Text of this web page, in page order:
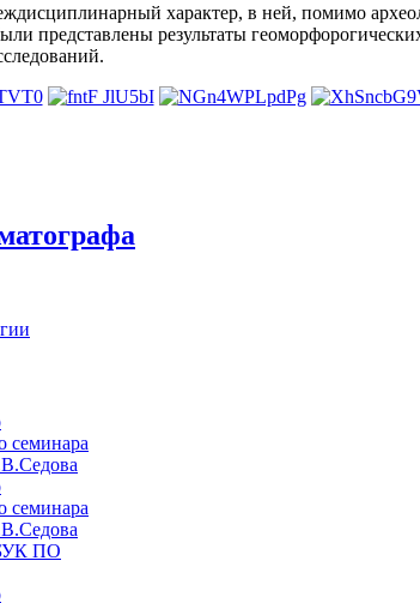
характер, в ней, помимо
представлены результаты
семинара
семинара
ПО